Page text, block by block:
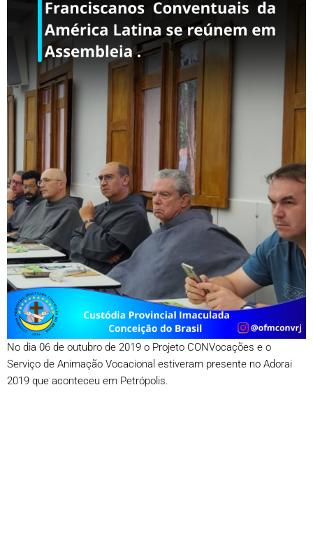
No dia 06 de outubro de 2019 o Projeto CONVocações e o
Serviço de Animação Vocacional estiveram presente no Adorai
2019 que aconteceu em Petrópolis.